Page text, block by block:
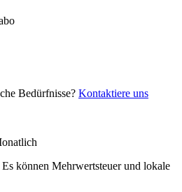
Bedürfnisse? Kontaktiere uns
Es können Mehrwertsteuer und lokale